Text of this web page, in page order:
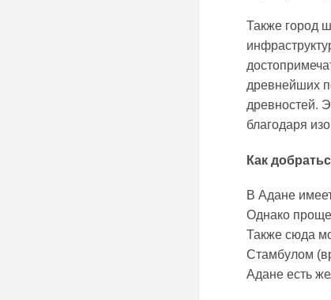
Также город
древнейших
древностей.
благодаря
Как
В Адане
Однако проще
Также сюда
Стамбулом
Адане есть